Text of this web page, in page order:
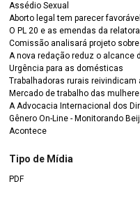
Assédio Sexual
Aborto legal tem parecer
O PL 20 e as emendas da relatora
Comissão analisará projeto
A nova redação reduz o alcance
Urgência para as domésticas
Trabalhadoras rurais
Mercado de trabalho das
A Advocacia Internacional dos
Gênero On-Line - Monitorando
Acontece
Tipo de Mídia
PDF